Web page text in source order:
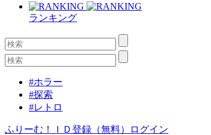
ランキング
#ホラー
#探索
#レトロ
ふりーむ！ＩＤ登録（無料） ログイン